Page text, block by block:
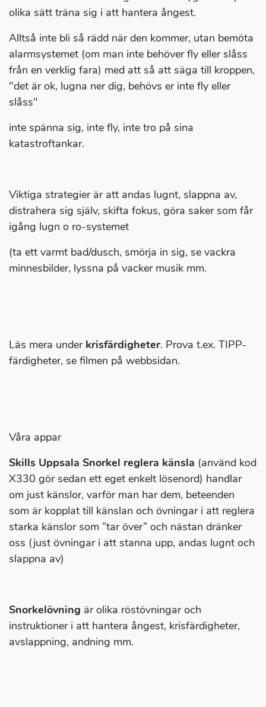
olika sätt träna sig i att hantera ångest.
Alltså inte bli så rädd när den kommer, utan bemöta
alarmsystemet (om man inte behöver fly eller slåss
från en verklig fara) med att så att säga till kroppen,
"det är ok, lugna ner dig, behövs er inte fly eller
slåss"
inte spänna sig, inte fly, inte tro på sina
katastroftankar.
Viktiga strategier är att andas lugnt, slappna av,
distrahera sig själv, skifta fokus, göra saker som får
igång lugn o ro-systemet
(ta ett varmt bad/dusch, smörja in sig, se vackra
minnesbilder, lyssna på vacker musik mm.
Läs mera under krisfärdigheter. Prova t.ex. TIPP-
färdigheter, se filmen på webbsidan.
Våra appar
Skills Uppsala Snorkel reglera känsla (använd kod
X330 gör sedan ett eget enkelt lösenord) handlar
om just känslor, varför man har dem, beteenden
som är kopplat till känslan och övningar i att reglera
starka känslor som ”tar över” och nästan dränker
oss (just övningar i att stanna upp, andas lugnt och
slappna av)
Snorkelövning är olika röstövningar och
instruktioner i att hantera ångest, krisfärdigheter,
avslappning, andning mm.